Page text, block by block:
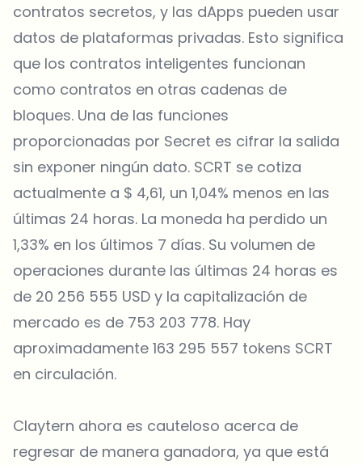
contratos secretos, y las dApps pueden usar
datos de plataformas privadas. Esto significa
que los contratos inteligentes funcionan
como contratos en otras cadenas de
bloques. Una de las funciones
proporcionadas por Secret es cifrar la salida
sin exponer ningún dato. SCRT se cotiza
actualmente a $ 4,61, un 1,04% menos en las
últimas 24 horas. La moneda ha perdido un
1,33% en los últimos 7 días. Su volumen de
operaciones durante las últimas 24 horas es
de 20 256 555 USD y la capitalización de
mercado es de 753 203 778. Hay
aproximadamente 163 295 557 tokens SCRT
en circulación.
Claytern ahora es cauteloso acerca de
regresar de manera ganadora, ya que está